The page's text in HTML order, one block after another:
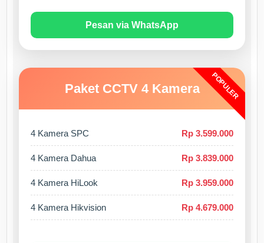
Pesan via WhatsApp
POPULER
Paket CCTV 4 Kamera
4 Kamera SPC Rp 3.599.000
4 Kamera Dahua Rp 3.839.000
4 Kamera HiLook Rp 3.959.000
4 Kamera Hikvision Rp 4.679.000